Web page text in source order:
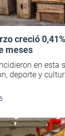
creció
meses
en esta
deporte y